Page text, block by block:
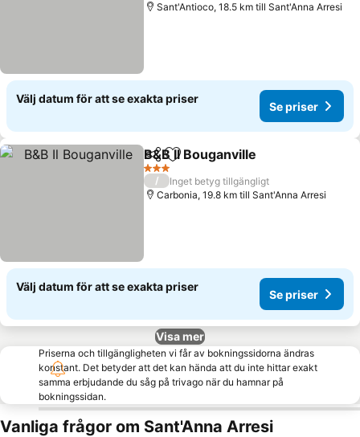
Sant'Antioco, 18.5 km till Sant'Anna Arresi
Välj datum för att se exakta priser
Se priser
Dela Lägg till i Mina Favoriter
B&B Il Bouganville
3 Stjärnor
/
Inget betyg tillgängligt
Carbonia, 19.8 km till Sant'Anna Arresi
Välj datum för att se exakta priser
Se priser
Visa mer
Priserna och tillgängligheten vi får av bokningssidorna ändras
konstant. Det betyder att det kan hända att du inte hittar exakt
samma erbjudande du såg på trivago när du hamnar på
bokningssidan.
Vanliga frågor om Sant'Anna Arresi